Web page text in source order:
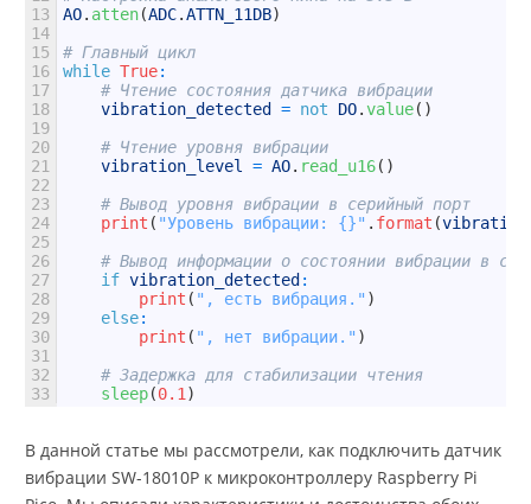
13
14
15
16
17
18
19
20
21
22
23
24
25
26
27
28
29
30
31
32
33
AO. atten(ADC.ATTN_11DB)
# Главный цикл
while True:
# Чтение состояния датчика вибрации
vibration_detected
= not DO.value( )
# Чтение уровня вибрации
vibration_level
= AO. read_u16( )
# Вывод уровня вибрации в серийный порт
print ( "Уровень вибрации: {}" . format (
# Вывод информации о состоянии вибрации в
if vibration_detected :
print ( ", есть вибрация." )
else:
print ( ", нет вибрации." )
# Задержка для стабилизации чтения
sleep(0.1 )
В данной статье мы рассмотрели, как подключить датчик
вибрации SW-18010P к микроконтроллеру Raspberry Pi